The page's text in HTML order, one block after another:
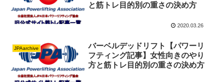
と筋トレ目的別の重さの決め方
2020.03.26
JPAarchive
バーベルデッドリフト【パワーリ
フティング記事】女性向きのやり
方と筋トレ目的別の重さの決め方